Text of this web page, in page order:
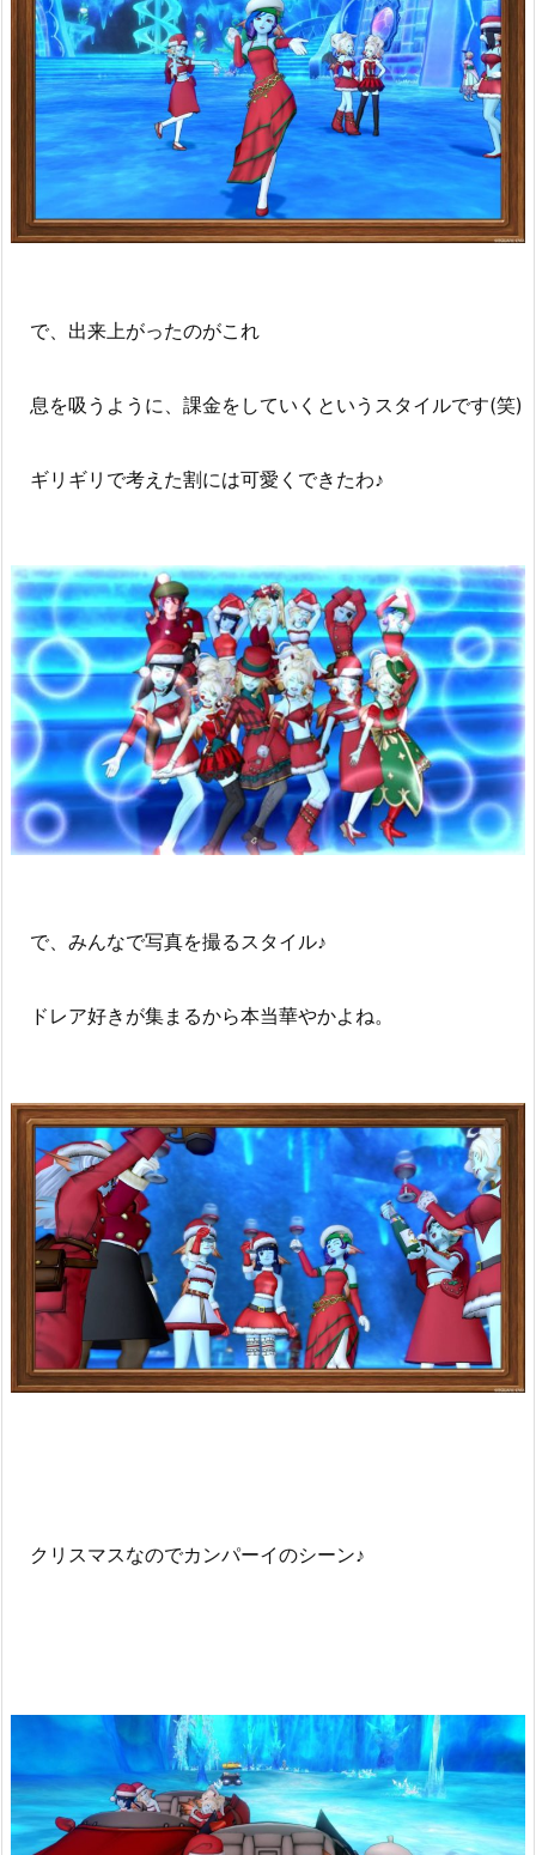
で、出来上がったのがこれ
息を吸うように、課金をしていくというスタイルです(笑)
ギリギリで考えた割には可愛くできたわ♪
で、みんなで写真を撮るスタイル♪
ドレア好きが集まるから本当華やかよね。
クリスマスなのでカンパーイのシーン♪